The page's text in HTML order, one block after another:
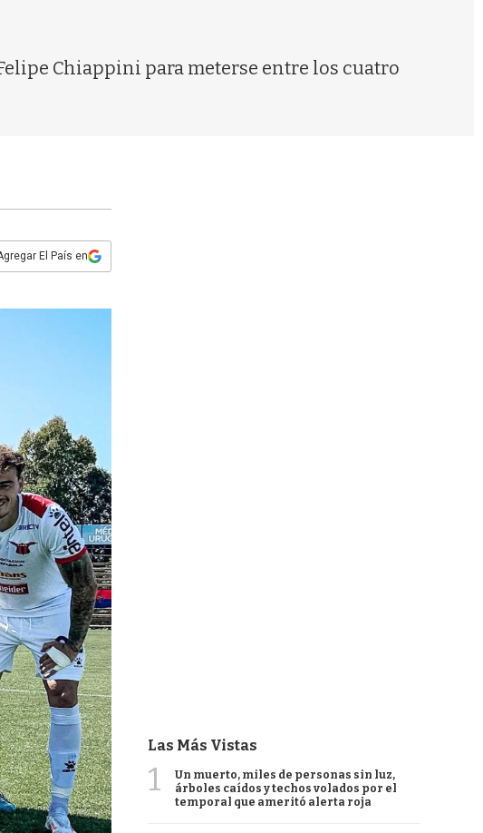
Chiappini para meterse entre los cuatro
El País en
Las Más Vistas
1
Un muerto, miles de personas sin luz,
árboles caídos y techos volados por el
temporal que ameritó alerta roja